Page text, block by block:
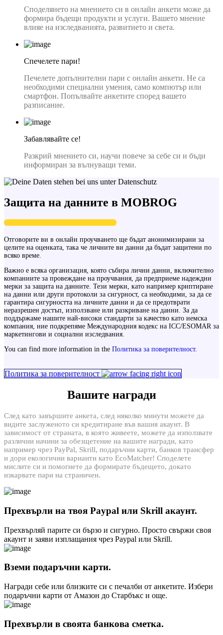
Споделянето на мнението си в онлайн анкети може да
формира бъдещи продукти и услуги. Вашето мнение
влияе на изследванията, развитието и света.
Спечелете пари!
Печелете допълнителни пари с онлайн анкети. Не са
необходими специални умения, само компютър или
смартфон. Попълвайте анкетите според вашето
разписание.
Забавлявайте се!
Разкрий мнението си, научи повече за себе си и бъди
информиран за вълнуващи теми.
Защита на данните в MOBROG
Отговорите ви в онлайн проучването ще бъдат анонимизирани за
целите на оценката, така че личните ви данни да бъдат защитени по
всяко време.
Важно е всяка организация, която събира лични данни, включително
компаниите за провеждане на проучвания, да предприеме надеждни
мерки за защита на данните. Тези мерки, като например криптиране
на данни или други протоколи за сигурност, са необходими, за да се
гарантира сигурността на личните данни и да се предотврати
неразрешен достъп, използване или разкриване на данни. За да
поддържаме нашите най-високи стандарти за качество като немска
компания, ние подкрепяме Международния кодекс на ICC/ESOMAR за
маркетингови и социални изследвания.
You can find more information in the Политика за поверителност.
Политика за поверителност
Вашите награди
След като завършите анкета, след няколко минути можете да
видите заслуженото си кредитиране във вашия акаунт. В
зависимост от страната, в която живеете, можете да използвате
различни начини за обезщетение на вашите награди, като
например чрез PayPal, Skrill, подаръчни карти, банков трансфер
и дори екологични варианти като EcoMatcher! Споделете
мислите си и помогнете да формирате бъдещето, докато
изкарвате пари на страничен.
Прехвърли на твоя Paypal или Skrill акаунт.
Прехвърляй парите си бързо и сигурно. Просто свържи своя
акаунт и заяви изплащания чрез Paypal или Skrill.
Вземи подаръчни карти.
Награди себе или близките си с печалби от анкетите. Избери
подаръчни карти от Амазон до Старбъкс и още.
Прехвърли в своята банкова сметка.